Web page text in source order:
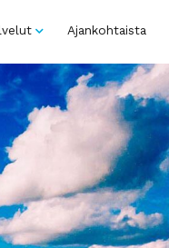
Ajankohtaista